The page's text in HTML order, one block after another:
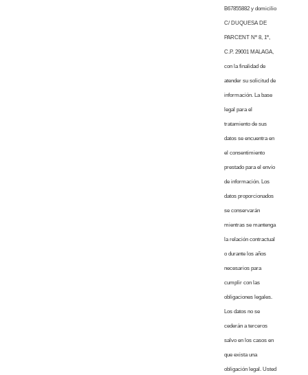
B67855882 y domicilio
C/ DUQUESA DE
PARCENT Nº 8, 1º,
C.P. 29001 MALAGA,
con la finalidad de
atender su solicitud de
información. La base
legal para el
tratamiento de sus
datos se encuentra en
el consentimiento
prestado para el envío
de información. Los
datos proporcionados
se conservarán
mientras se mantenga
la relación contractual
o durante los años
necesarios para
cumplir con las
obligaciones legales.
Los datos no se
cederán a terceros
salvo en los casos en
que exista una
obligación legal. Usted